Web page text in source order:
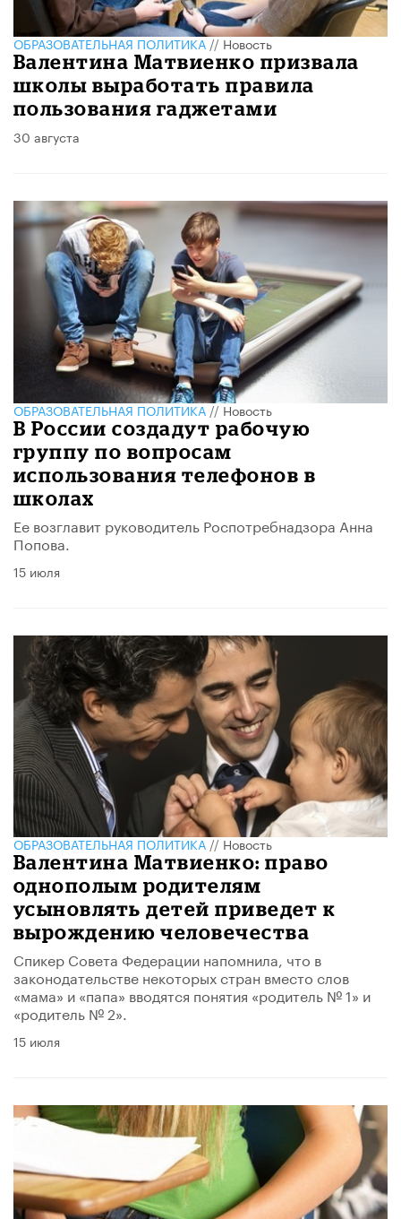
ОБРАЗОВАТЕЛЬНАЯ ПОЛИТИКА//Новость
Валентина Матвиенко призвала
школы выработать правила
пользования гаджетами
30 августа
ОБРАЗОВАТЕЛЬНАЯ ПОЛИТИКА//Новость
В России создадут рабочую
группу по вопросам
использования телефонов в
школах
Ее возглавит руководитель Роспотребнадзора Анна
Попова.
15 июля
ОБРАЗОВАТЕЛЬНАЯ ПОЛИТИКА//Новость
Валентина Матвиенко: право
однополым родителям
усыновлять детей приведет к
вырождению человечества
Спикер Совета Федерации напомнила, что в
законодательстве некоторых стран вместо слов
«мама» и «папа» вводятся понятия «родитель № 1» и
«родитель № 2».
15 июля